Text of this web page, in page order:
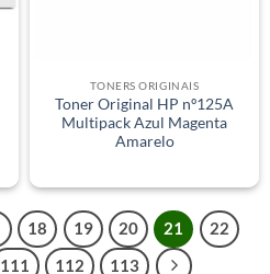
TONERS ORIGINAIS
Toner Original HP nº125A
Multipack Azul Magenta
Amarelo
18 19 20 21
22
111 112 113